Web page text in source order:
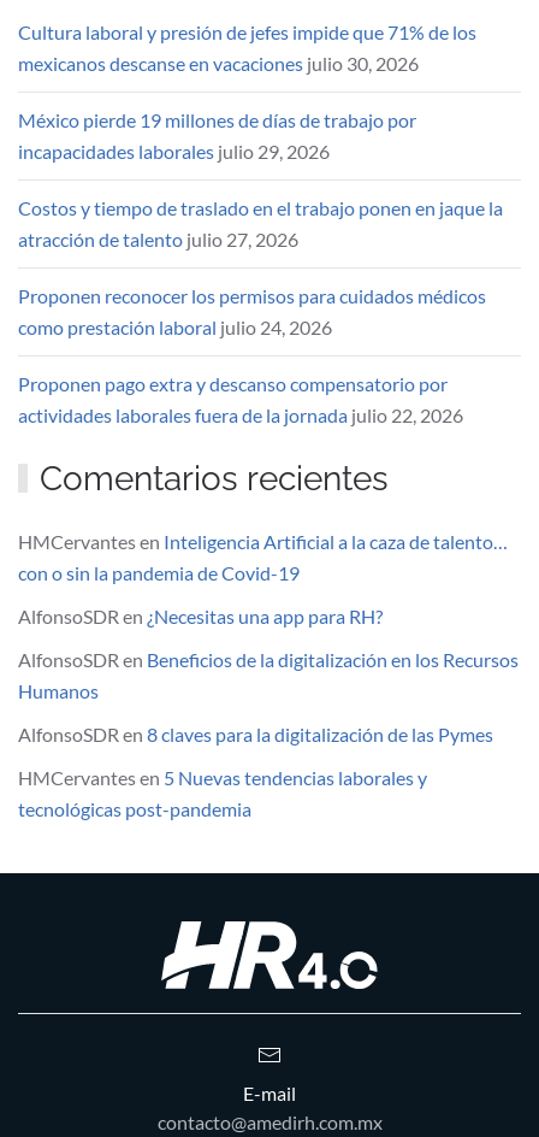
Cultura laboral y presión de jefes impide que 71% de los
mexicanos descanse en vacaciones julio 30, 2026
México pierde 19 millones de días de trabajo por
incapacidades laborales julio 29, 2026
Costos y tiempo de traslado en el trabajo ponen en jaque la
atracción de talento julio 27, 2026
Proponen reconocer los permisos para cuidados médicos
como prestación laboral julio 24, 2026
Proponen pago extra y descanso compensatorio por
actividades laborales fuera de la jornada julio 22, 2026
Comentarios recientes
HMCervantesen Inteligencia Artificial a la caza de talento…
con o sin la pandemia de Covid-19
AlfonsoSDR en ¿Necesitas una app para RH?
AlfonsoSDR en Beneficios de la digitalización en los Recursos
Humanos
AlfonsoSDR en 8 claves para la digitalización de las Pymes
HMCervantesen 5 Nuevas tendencias laborales y
tecnológicas post-pandemia
E-mail
contacto@amedirh.com.mx